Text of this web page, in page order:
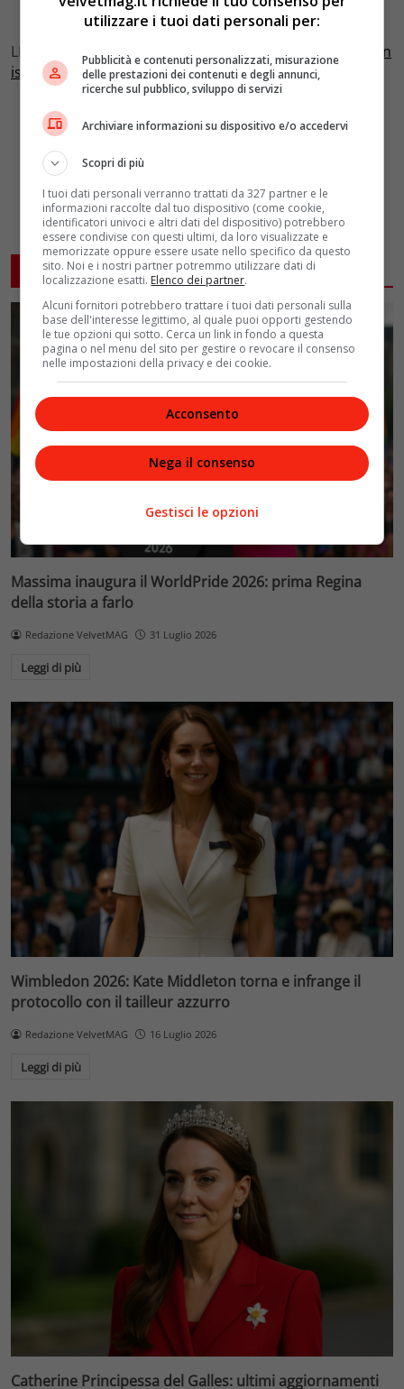
LEGGI ANCHE:Re Felipe VI di Spagna positivo al Covid: in
isolamento per una settimana
ARTICOLI CORRELATI
Massima inaugura il WorldPride 2026: prima Regina
della storia a farlo
Redazione VelvetMAG 31 Luglio 2026
Leggi di più
Wimbledon 2026: Kate Middleton torna e infrange il
protocollo con il tailleur azzurro
Redazione VelvetMAG 16 Luglio 2026
Leggi di più
Catherine Principessa del Galles: ultimi aggiornamenti
utilizzare i tuoi dati personali per:
Pubblicità e contenuti personalizzati, misurazione
delle prestazioni dei contenuti e degli annunci,
ricerche sul pubblico, sviluppo di servizi
Archiviare informazioni su dispositivo e/o accedervi
Scopri di più
I tuoi dati personali verranno trattati da 327 partner e le
informazioni raccolte dal tuo dispositivo (come cookie,
identificatori univoci e altri dati del dispositivo) potrebbero
essere condivise con questi ultimi, da loro visualizzate e
memorizzate oppure essere usate nello specifico da questo
sito. Noi e i nostri partner potremmo utilizzare dati di
localizzazione esatti. Elenco dei partner.
Alcuni fornitori potrebbero trattare i tuoi dati personali sulla
base dell'interesse legittimo, al quale puoi opporti gestendo
le tue opzioni qui sotto. Cerca un link in fondo a questa
pagina o nel menu del sito per gestire o revocare il consenso
nelle impostazioni della privacy e dei cookie.
Acconsento
Nega il consenso
Gestisci le opzioni